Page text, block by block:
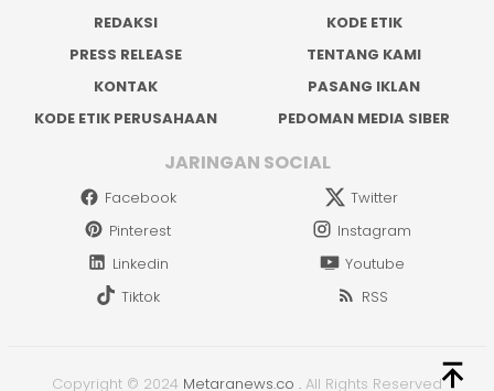
REDAKSI
KODE ETIK
PRESS RELEASE
TENTANG KAMI
KONTAK
PASANG IKLAN
KODE ETIK PERUSAHAAN
PEDOMAN MEDIA SIBER
JARINGAN SOCIAL
Facebook
Twitter
Pinterest
Instagram
Linkedin
Youtube
Tiktok
RSS
Copyright © 2024 Metaranews.co . All Rights Reserved